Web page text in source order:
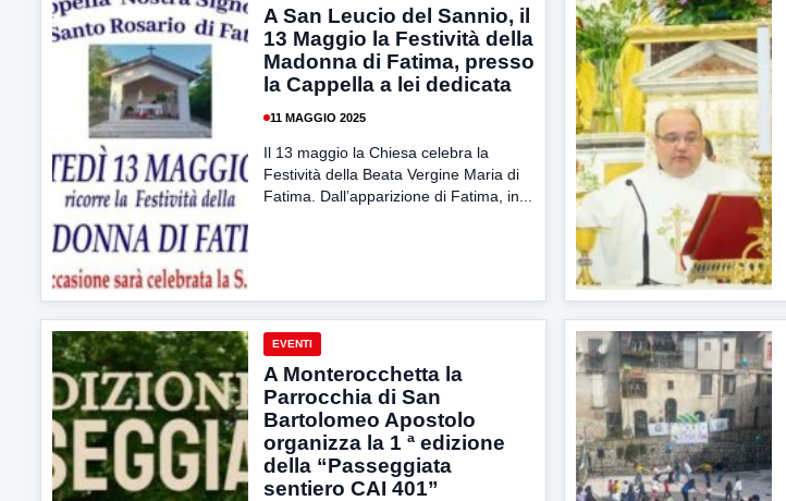
A San Leucio del Sannio, il
13 Maggio la Festività della
Madonna di Fatima, presso
la Cappella a lei dedicata
11 MAGGIO 2025
Il 13 maggio la Chiesa celebra la
Festività della Beata Vergine Maria di
Fatima. Dall’apparizione di Fatima, in...
EVENTI
A Monterocchetta la
Parrocchia di San
Bartolomeo Apostolo
organizza la 1 ª edizione
della “Passeggiata
sentiero CAI 401”